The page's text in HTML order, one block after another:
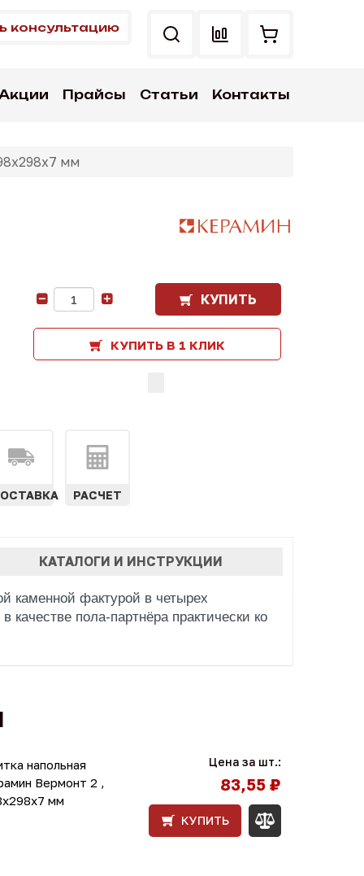
консультацию
Прайсы Статьи Контакты
мм
КУПИТЬ
КУПИТЬ В 1 КЛИК
РАСЧЕТ
КАТАЛОГИ И ИНСТРУКЦИИ
каменной фактурой в четырех
пола-партнёра практически ко
напольная
Вермонт 2 ,
мм
Цена за шт.:
83,55 ₽
КУПИТЬ